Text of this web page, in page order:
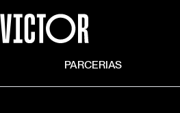
PARCERIAS